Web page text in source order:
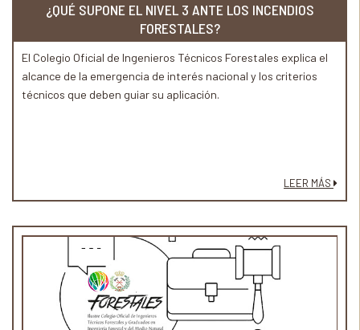
¿QUÉ SUPONE EL NIVEL 3 ANTE LOS INCENDIOS
FORESTALES?
El Colegio Oficial de Ingenieros Técnicos Forestales explica el
alcance de la emergencia de interés nacional y los criterios
técnicos que deben guiar su aplicación.
LEER MÁS